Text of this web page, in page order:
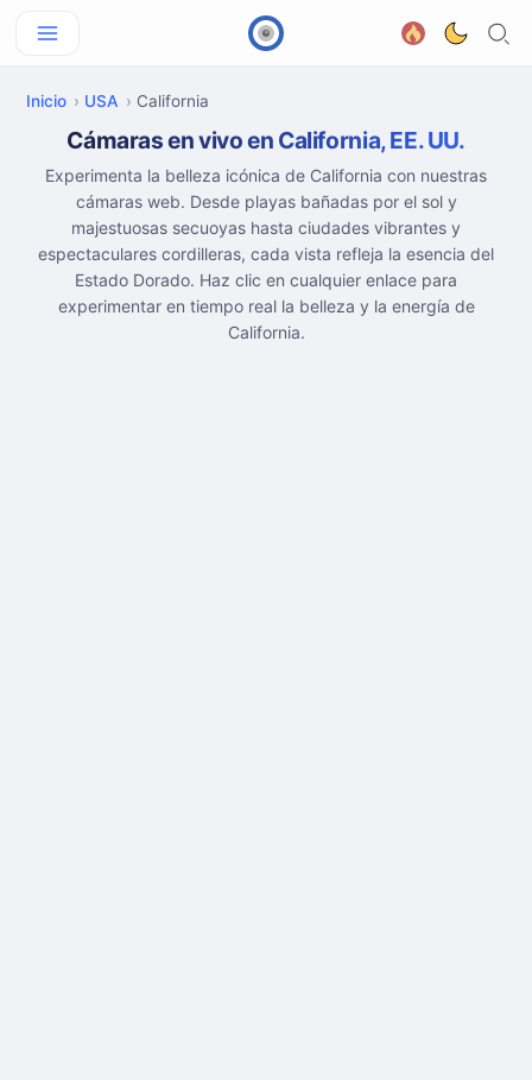
Inicio USA California
Cámaras en vivo en California, EE. UU.
Experimenta la belleza icónica de California con nuestras
cámaras web. Desde playas bañadas por el sol y
majestuosas secuoyas hasta ciudades vibrantes y
espectaculares cordilleras, cada vista refleja la esencia del
Estado Dorado. Haz clic en cualquier enlace para
experimentar en tiempo real la belleza y la energía de
California.